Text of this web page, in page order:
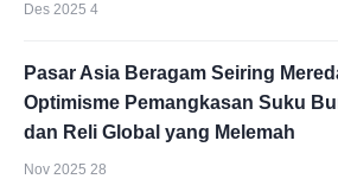
Des 2025 4
Pasar Asia Beragam Seiring
Optimisme Pemangkasan Suku
dan Reli Global yang Melemah
Nov 2025 28